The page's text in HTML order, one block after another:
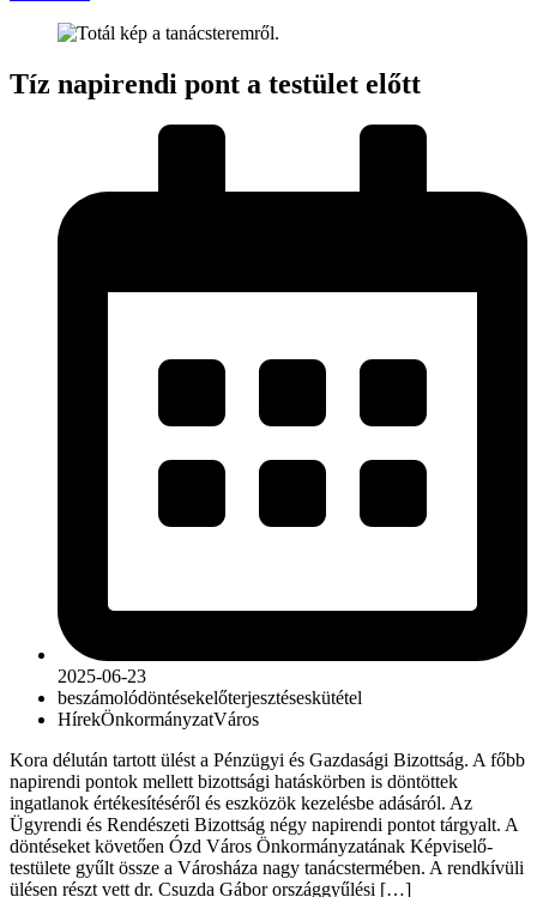
Tíz napirendi pont a testület előtt
2025-06-23
beszámolódöntésekelőterjesztéseskütétel
HírekÖnkormányzatVáros
Kora délután tartott ülést a Pénzügyi és Gazdasági Bizottság. A főbb
napirendi pontok mellett bizottsági hatáskörben is döntöttek
ingatlanok értékesítéséről és eszközök kezelésbe adásáról. Az
Ügyrendi és Rendészeti Bizottság négy napirendi pontot tárgyalt. A
döntéseket követően Ózd Város Önkormányzatának Képviselő-
testülete gyűlt össze a Városháza nagy tanácstermében. A rendkívüli
ülésen részt vett dr. Csuzda Gábor országgyűlési […]